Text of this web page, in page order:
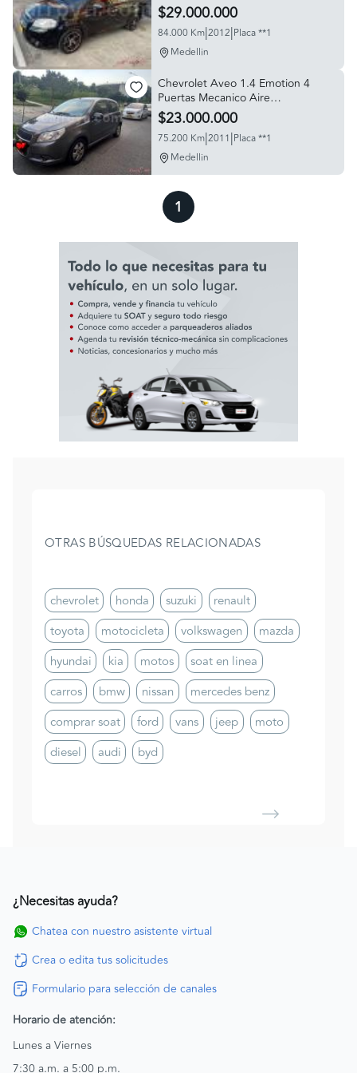
$29.000.000
84.000 Km|2012|Placa **1
Medellin
Chevrolet Aveo 1.4 Emotion 4
Puertas Mecanico Aire
Acondicionado
$23.000.000
75.200 Km|2011|Placa **1
Medellin
1
OTRAS BÚSQUEDAS RELACIONADAS
chevrolet honda suzuki
renault
toyota
motocicleta volkswagen
mazda
hyundai
kia motos
soat en linea
carros
bmw nissan
mercedes benz
comprar soat
ford vans jeep
moto
diesel
audi byd
¿Necesitas ayuda?
Chatea con nuestro asistente virtual
Crea o edita tus solicitudes
Formulario para selección de canales
Horario de atención:
Lunes a Viernes
7:30 a.m. a 5:00 p.m.